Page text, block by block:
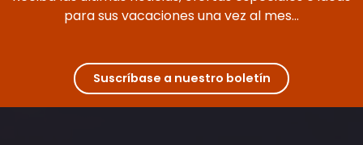
para sus vacaciones una vez al mes...
Suscríbase a nuestro boletín